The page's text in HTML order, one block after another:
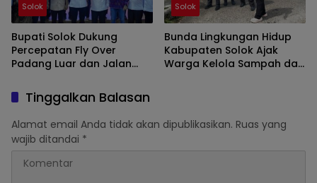
Solok
Bupati Solok Dukung
Percepatan Fly Over
Padang Luar dan Jalan
Solok
Bunda Lingkungan Hidup
Kabupaten Solok Ajak
Warga Kelola Sampah dari
Tinggalkan Balasan
Alamat email Anda tidak akan dipublikasikan. Ruas yang
wajib ditandai *